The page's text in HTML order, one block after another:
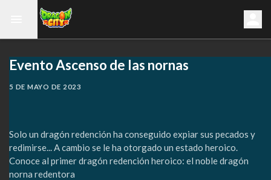
Evento Ascenso de las nornas
5 DE MAYO DE 2023
Solo un dragón redención ha conseguido expiar sus pecados y
redimirse... A cambio se le ha otorgado un estado heroico.
Conoce al primer dragón redención heroico: el noble dragón
norna redentora